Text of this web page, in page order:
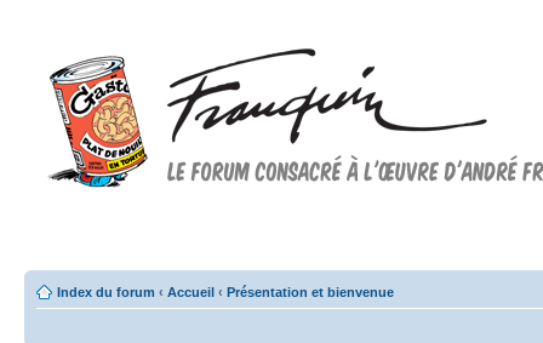
Index du forum ‹ Accueil ‹ Présentation et bienvenue